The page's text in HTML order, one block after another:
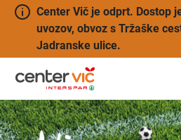
Center Vič je odprt. Dostop
uvozov, obvoz s Tržaške
Jadranske ulice.
ponedeljek
PONEDELJEK